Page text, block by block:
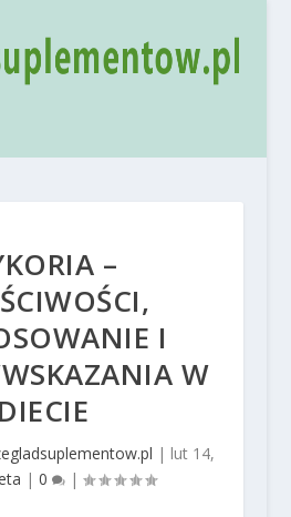
–
I
W
DIECIE
| lut 14,
|0 |